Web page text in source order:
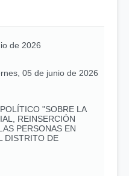
de 2026
05 de junio de 2026
"SOBRE LA
REINSERCIÓN
PERSONAS EN
DISTRITO DE